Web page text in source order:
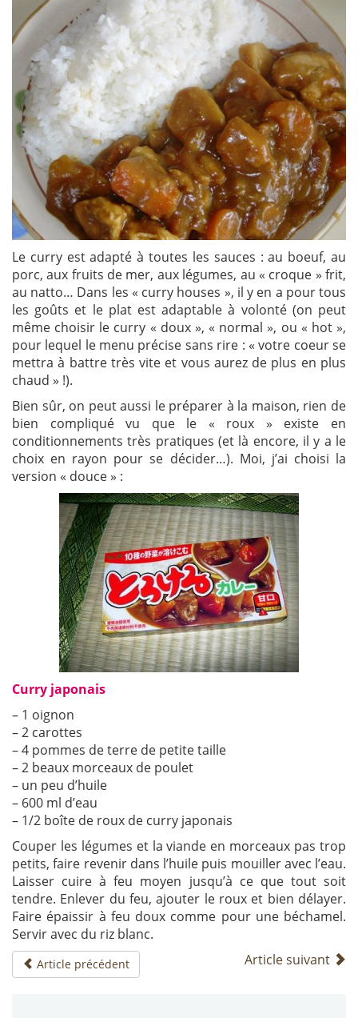
Le curry est adapté à toutes les sauces : au boeuf, au
porc, aux fruits de mer, aux légumes, au « croque » frit,
au natto… Dans les « curry houses », il y en a pour tous
les goûts et le plat est adaptable à volonté (on peut
même choisir le curry « doux », « normal », ou « hot »,
pour lequel le menu précise sans rire : « votre coeur se
mettra à battre très vite et vous aurez de plus en plus
chaud » !).
Bien sûr, on peut aussi le préparer à la maison, rien de
bien compliqué vu que le « roux » existe en
conditionnements très pratiques (et là encore, il y a le
choix en rayon pour se décider…). Moi, j’ai choisi la
version « douce » :
Curry japonais
– 1 oignon
– 2 carottes
– 4 pommes de terre de petite taille
– 2 beaux morceaux de poulet
– un peu d’huile
– 600 ml d’eau
– 1/2 boîte de roux de curry japonais
Couper les légumes et la viande en morceaux pas trop
petits, faire revenir dans l’huile puis mouiller avec l’eau.
Laisser cuire à feu moyen jusqu’à ce que tout soit
tendre. Enlever du feu, ajouter le roux et bien délayer.
Faire épaissir à feu doux comme pour une béchamel.
Servir avec du riz blanc.
Article précédent Article suivant